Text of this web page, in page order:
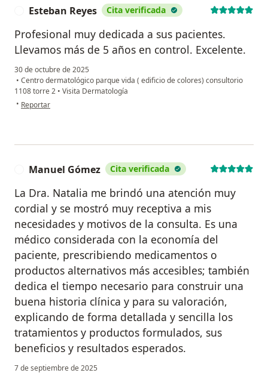
Esteban Reyes Cita verificada
Profesional muy dedicada a sus pacientes.
Llevamos más de 5 años en control. Excelente.
30 de octubre de 2025
• Centro dermatológico parque vida ( edificio de colores) consultorio
1108 torre 2 • Visita Dermatología
• en opinión del usuario Esteban Reyes
Reportar
Manuel Gómez Cita verificada
La Dra. Natalia me brindó una atención muy
cordial y se mostró muy receptiva a mis
necesidades y motivos de la consulta. Es una
médico considerada con la economía del
paciente, prescribiendo medicamentos o
productos alternativos más accesibles; también
dedica el tiempo necesario para construir una
buena historia clínica y para su valoración,
explicando de forma detallada y sencilla los
tratamientos y productos formulados, sus
beneficios y resultados esperados.
7 de septiembre de 2025